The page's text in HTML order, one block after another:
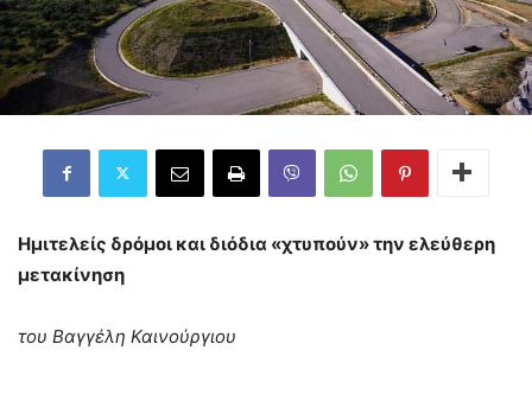
Ημιτελείς δρόμοι και διόδια «χτυπούν» την ελεύθερη
μετακίνηση
του Βαγγέλη Καινούργιου